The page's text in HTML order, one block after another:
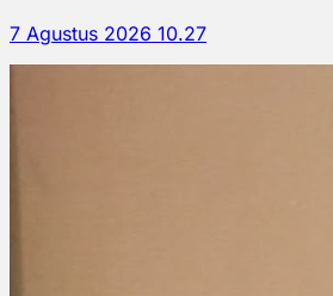
7 Agustus 2026 10.27